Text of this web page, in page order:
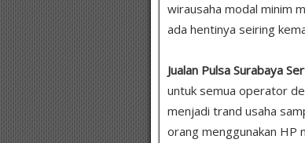
wirausaha modal minim
ada hentinya seiring
Jualan Pulsa Surabaya
untuk semua operator
menjadi trand usaha
orang menggunakan HP